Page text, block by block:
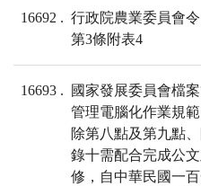
16692
行政院農業委員會
第3條附表4
16693
國家發展委員會檔
管理電腦化作業規
除第八點及第九點
錄十需配合完成公
修，自中華民國一